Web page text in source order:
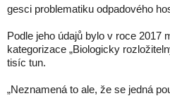
gesci problematiku odpadového
Podle jeho údajů bylo v roce 2017
kategorizace „Biologicky
tisíc tun.
„Neznamená to ale, že se jedná